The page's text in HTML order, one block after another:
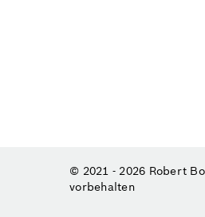
© 2021 - 2026 Robert
vorbehalten